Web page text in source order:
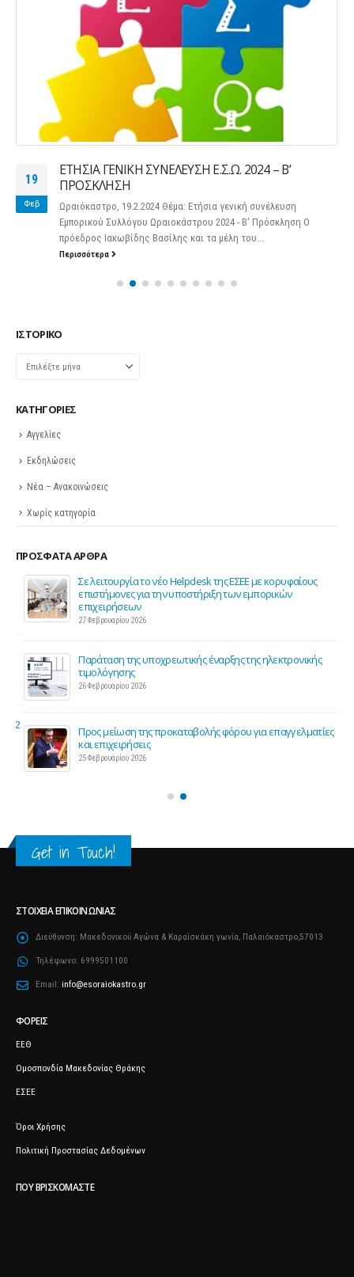
19
Φεβ
ΕΤΗΣΙΑ ΓΕΝΙΚΗ ΣΥΝΕΛΕΥΣΗ Ε.Σ.Ω. 2024 – Β’
ΠΡΟΣΚΛΗΣΗ
Ωραιόκαστρο, 19.2.2024 Θέμα: Ετήσια γενική συνέλευση
Εμπορικού Συλλόγου Ωραιοκάστρου 2024 - Β' Πρόσκληση Ο
πρόεδρος Ιακωβίδης Βασίλης και τα μέλη του...
Περισσότερα
ΙΣΤΟΡΙΚΌ
Ιστορικό
KΑΤΗΓΟΡΊΕΣ
Αγγελίες
Εκδηλώσεις
Νέα – Ανακοινώσεις
Χωρίς κατηγορία
ΠΡΌΣΦΑΤΑ ΆΡΘΡΑ
Σε λειτουργία το νέο Helpdesk της ΕΣΕΕ με κορυφαίους
επιστήμονες για την υποστήριξη των εμπορικών
επιχειρήσεων
27 Φεβρουαρίου 2026
Παράταση της υποχρεωτικής έναρξης της ηλεκτρονικής
τιμολόγησης
26 Φεβρουαρίου 2026
Προς μείωση της προκαταβολής φόρου για επαγγελματίες
και επιχειρήσεις
25 Φεβρουαρίου 2026
Get in Touch!
ΣΤΟΙΧΕΊΑ ΕΠΙΚΟΙΝΩΝΊΑΣ
Διεύθυνση: Μακεδονικού Αγώνα & Καραΐσκάκη γωνία, Παλαιόκαστρο,57013
Τηλέφωνο: 6999501100
Email: info@esoraiokastro.gr
ΦΟΡΕΊΣ
ΕΕΘ
Ομοσπονδία Μακεδονίας Θράκης
ΕΣΕΕ
Όροι Χρήσης
Πολιτική Προστασίας Δεδομένων
ΠΟΥ ΒΡΙΣΚΌΜΑΣΤΕ